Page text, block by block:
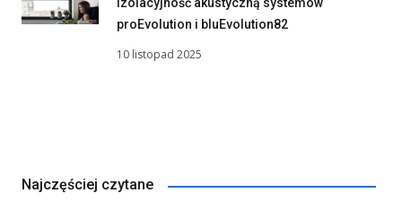
proEvolution i bluEvolution82
10 listopad 2025
Najczęściej czytane